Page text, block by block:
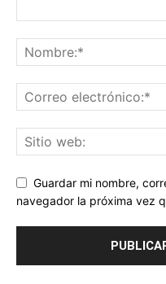
Guardar mi nombre,
navegador la próxima vez